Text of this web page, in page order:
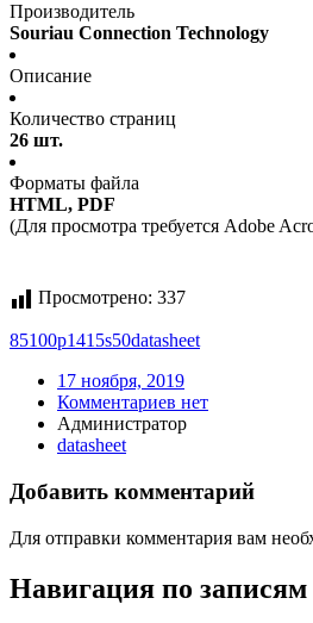
Производитель
Souriau Connection Technology
Описание
Количество страниц
26 шт.
Форматы файла
HTML, PDF
(Для просмотра требуется Adobe
Просмотрено: 337
85100p1415s50datasheet
17 ноября, 2019
Комментариев нет
Администратор
datasheet
Добавить комментарий
Для отправки комментария вам
Навигация по записям